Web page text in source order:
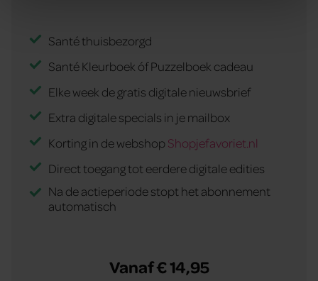
en om ons websiteverkeer te analyseren. Ook delen we
informatie over uw gebruik van onze site met onze
partners kunnen deze gegevens combineren met andere
informatie die u aan ze heeft verstrekt of die ze hebben
gaat akkoord met onze cookies als u onze website blijft
gebruiken.
Santé thuisbezorgd
Santé Kleurboek óf Puzzelboek cadeau
Elke week de gratis digitale nieuwsbrief
Extra digitale specials in je mailbox
Korting in de webshopShopjefavoriet.nl
Direct toegang tot eerdere digitale edities
Na de actieperiode stopt het abonnement
automatisch
Vanaf € 14,95